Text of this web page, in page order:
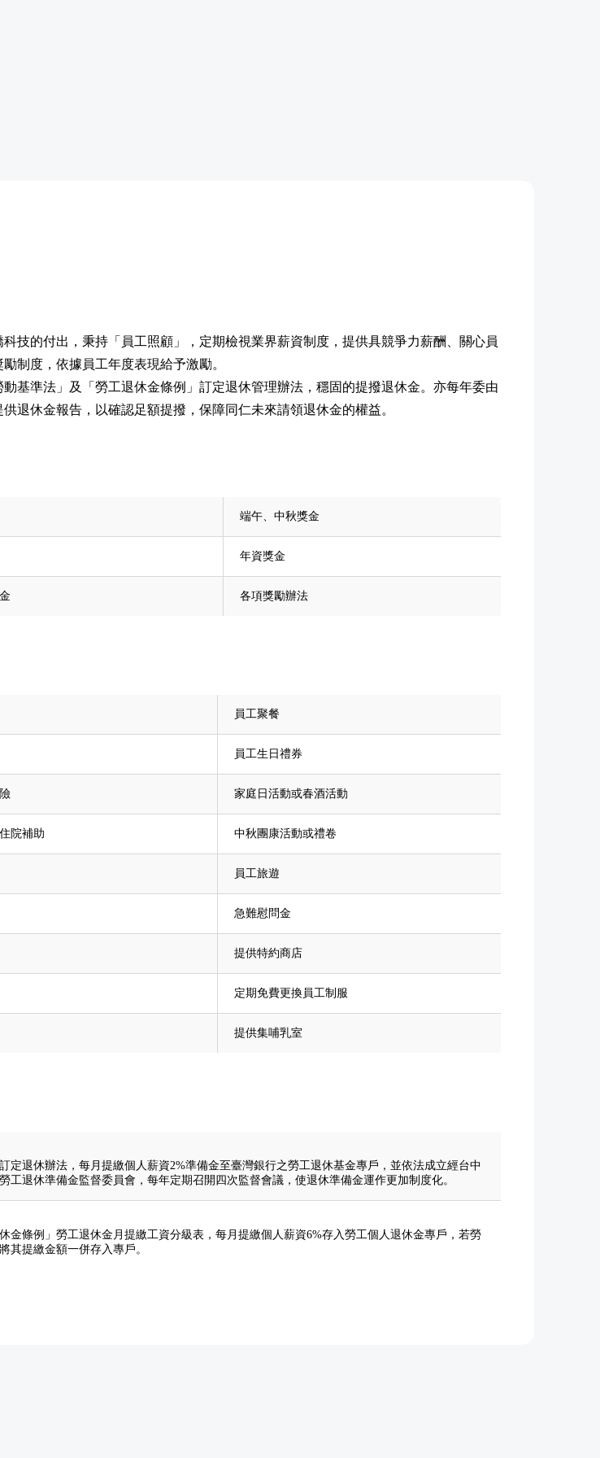
技的付出，秉持「員工照顧」，定期檢視業界薪資制度，提供具競爭力薪酬、關心員
制度，依據員工年度表現給予激勵。
基準法」及「勞工退休金條例」訂定退休管理辦法，穩固的提撥退休金。亦每年委由
退休金報告，以確認足額提撥，保障同仁未來請領退休金的權益。
端午、中秋獎金
年資獎金
各項獎勵辦法
員工聚餐
員工生日禮券
家庭日活動或春酒活動
院補助 中秋團康活動或禮卷
員工旅遊
急難慰問金
提供特約商店
定期免費更換員工制服
提供集哺乳室
定退休辦法，每月提繳個人薪資2%準備金至臺灣銀行之勞工退休基金專戶，並依法成立經台中
工退休準備金監督委員會，每年定期召開四次監督會議，使退休準備金運作更加制度化。
金條例」勞工退休金月提繳工資分級表，每月提繳個人薪資6%存入勞工個人退休金專戶，若勞
其提繳金額一併存入專戶。